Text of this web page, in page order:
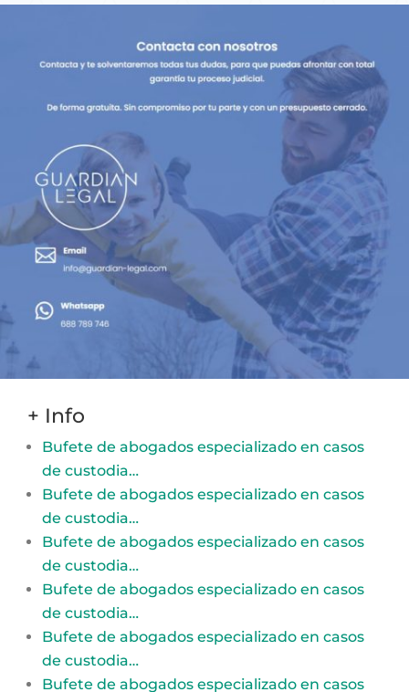
+ Info
Bufete de abogados especializado en casos
de custodia…
Bufete de abogados especializado en casos
de custodia…
Bufete de abogados especializado en casos
de custodia…
Bufete de abogados especializado en casos
de custodia…
Bufete de abogados especializado en casos
de custodia…
Bufete de abogados especializado en casos